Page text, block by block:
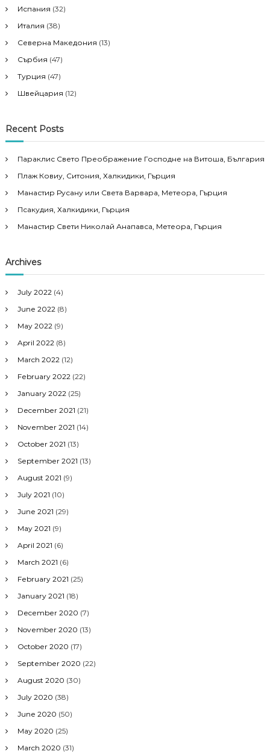
Испания (32)
Италия (38)
Северна Македония (13)
Сърбия (47)
Турция (47)
Швейцария (12)
Recent Posts
Параклис Свето Преображение Господне на Витоша, България
Плаж Ковиу, Ситония, Халкидики, Гърция
Манастир Русану или Света Варвара, Метеора, Гърция
Псакудия, Халкидики, Гърция
Манастир Свети Николай Анапавса, Метеора, Гърция
Archives
July 2022 (4)
June 2022 (8)
May 2022 (9)
April 2022 (8)
March 2022 (12)
February 2022 (22)
January 2022 (25)
December 2021 (21)
November 2021 (14)
October 2021 (13)
September 2021 (13)
August 2021 (9)
July 2021 (10)
June 2021 (29)
May 2021 (9)
April 2021 (6)
March 2021 (6)
February 2021 (25)
January 2021 (18)
December 2020 (7)
November 2020 (13)
October 2020 (17)
September 2020 (22)
August 2020 (30)
July 2020 (38)
June 2020 (50)
May 2020 (25)
March 2020 (31)